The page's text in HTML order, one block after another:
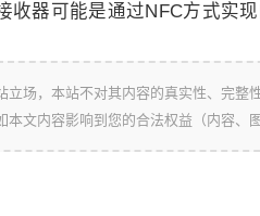
收器可能是通过NFC方式实现
立场，本站不对其内容的真实性、完整
文内容影响到您的合法权益（内容、